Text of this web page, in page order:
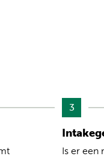
3
Is er een